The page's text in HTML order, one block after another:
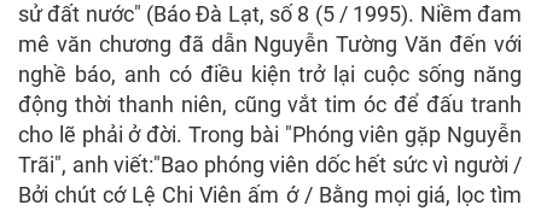
sử đất nước" (Báo Đà Lạt, số 8 (5 / 1995). Niềm đam
mê văn chương đã dẫn Nguyễn Tường Văn đến với
nghề báo, anh có điều kiện trở lại cuộc sống năng
động thời thanh niên, cũng vắt tim óc để đấu tranh
cho lẽ phải ở đời. Trong bài "Phóng viên gặp Nguyễn
Trãi", anh viết:"Bao phóng viên dốc hết sức vì người /
Bởi chút cớ Lệ Chi Viên ấm ớ / Bằng mọi giá, lọc tìm